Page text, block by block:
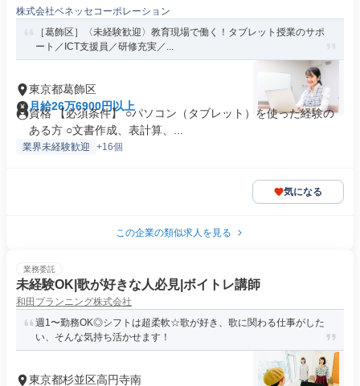
株式会社ベネッセコーポレーション
［葛飾区］〈未経験歓迎〉教育現場で働く！タブレット授業のサポ
ート／ICT支援員／研修充実／...
東京都葛飾区
月給26万6900円以上
資格 【必須条件】 ○パソコン（タブレット）を使った経験の
ある方 ○文書作成、表計算、...
業界未経験歓迎 +16個
気になる
この企業の類似求人を見る
業務委託
未経験OK|歌が好きな人必見|ボイトレ講師
和田プランニング株式会社
週1〜勤務OK◎シフトは超柔軟☆歌が好き、歌に関わる仕事がした
い、そんな気持ち活かせます！
東京都杉並区高円寺南